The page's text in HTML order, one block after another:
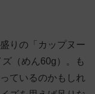
りの「カップヌー
（めん60g）。も
ているのかもしれ